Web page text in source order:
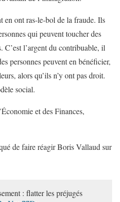
en ont ras-le-bol de la fraude. Ils
qui peuvent toucher des
C’est l’argent du contribuable, il
personnes peuvent en bénéficier,
alors qu’ils n’y ont pas droit.
social.
et des Finances,
de faire réagir Boris Vallaud sur
: flatter les préjugés